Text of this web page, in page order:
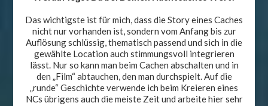
Das wichtigste ist für mich, dass die Story eines Caches
nicht nur vorhanden ist, sondern vom Anfang bis zur
Auflösung schlüssig, thematisch passend und sich in die
gewählte Location auch stimmungsvoll integrieren
lässt. Nur so kann man beim Cachen abschalten und in
den „Film“ abtauchen, den man durchspielt. Auf die
„runde“ Geschichte verwende ich beim Kreieren eines
NCs übrigens auch die meiste Zeit und arbeite hier sehr